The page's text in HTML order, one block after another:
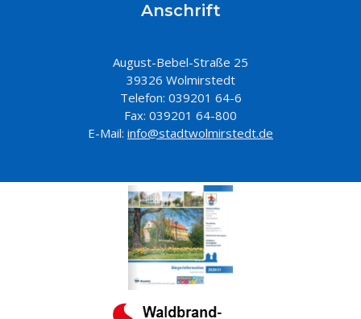
Anschrift
August-Bebel-Straße 25
39326 Wolmirstedt
Telefon: 039201 64-6
Fax: 039201 64-800
E-Mail: info@stadtwolmirstedt.de